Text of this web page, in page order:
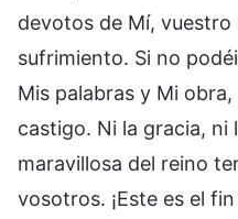
devotos de Mí, vuestro
sufrimiento. Si no
Mis palabras y Mi
castigo. Ni la gracia, ni
maravillosa del reino
vosotros. ¡Este es el